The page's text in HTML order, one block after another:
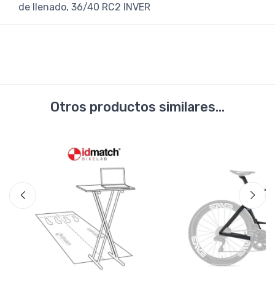
de llenado, 36/40 RC2 INVER
Otros productos similares...